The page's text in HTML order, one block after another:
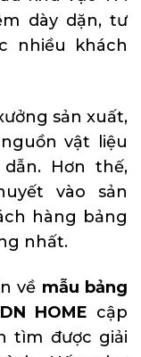
dày dặn, tư
nhiều khách
sản xuất,
vật liệu
Hơn thế,
vào sản
hàng bảng
nhất.
về mẫu bảng
DN HOME cập
tìm được giải